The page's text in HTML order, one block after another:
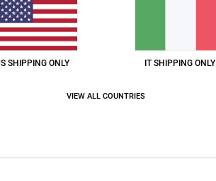
SHIPPING ONLY IT SHIPPING ONLY
VIEW ALL COUNTRIES